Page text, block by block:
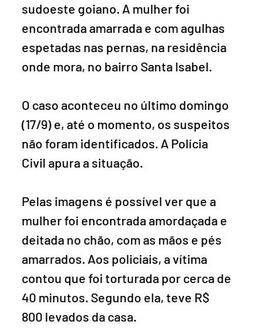
sudoeste goiano. A mulher foi
encontrada amarrada e com agulhas
espetadas nas pernas, na residência
onde mora, no bairro Santa Isabel.
O caso aconteceu no último domingo
(17/9) e, até o momento, os suspeitos
não foram identificados. A Polícia
Civil apura a situação.
Pelas imagens é possível ver que a
mulher foi encontrada amordaçada e
deitada no chão, com as mãos e pés
amarrados. Aos policiais, a vítima
contou que foi torturada por cerca de
40 minutos. Segundo ela, teve R$
800 levados da casa.